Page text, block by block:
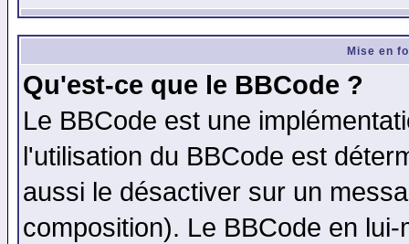
Mise en
Qu'est-ce que le BBCode ?
Le BBCode est une
l'utilisation du BBCode est
aussi le désactiver sur un
composition). Le BBCode en